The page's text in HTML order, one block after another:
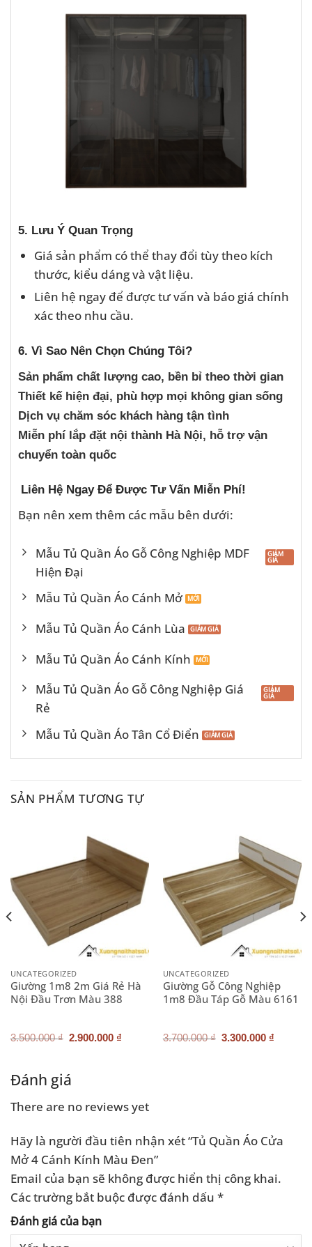
5. Lưu Ý Quan Trọng
Giá sản phẩm có thể thay đổi tùy theo kích
thước, kiểu dáng và vật liệu.
Liên hệ ngay để được tư vấn và báo giá chính
xác theo nhu cầu.
6. Vì Sao Nên Chọn Chúng Tôi?
Sản phẩm chất lượng cao, bền bỉ theo thời gian
Thiết kế hiện đại, phù hợp mọi không gian sống
Dịch vụ chăm sóc khách hàng tận tình
Miễn phí lắp đặt nội thành Hà Nội, hỗ trợ vận
chuyển toàn quốc
Liên Hệ Ngay Để Được Tư Vấn Miễn Phí!
Bạn nên xem thêm các mẫu bên dưới:
Mẫu Tủ Quần Áo Gỗ Công Nghiệp MDF
Hiện Đại
Mẫu Tủ Quần Áo Cánh Mở
Mẫu Tủ Quần Áo Cánh Lùa
Mẫu Tủ Quần Áo Cánh Kính
Mẫu Tủ Quần Áo Gỗ Công Nghiệp Giá
Rẻ
Mẫu Tủ Quần Áo Tân Cổ Điển
SẢN PHẨM TƯƠNG TỰ
UNCATEGORIZED
Giường 1m8 2m Giá Rẻ Hà
Nội Đầu Trơn Màu 388
3.500.000₫ Giá
2.900.000 ₫
UNCATEGORIZED
Giường Gỗ Công Nghiệp
1m8 Đầu Táp Gỗ Màu 6161
3.700.000₫ Giá
3.300.000 ₫
Đánh giá
There are no reviews yet
Hãy là người đầu tiên nhận xét “Tủ Quần Áo Cửa
Mở 4 Cánh Kính Màu Đen”
Email của bạn sẽ không được hiển thị công khai.
Các trường bắt buộc được đánh dấu *
Đánh giá của bạn